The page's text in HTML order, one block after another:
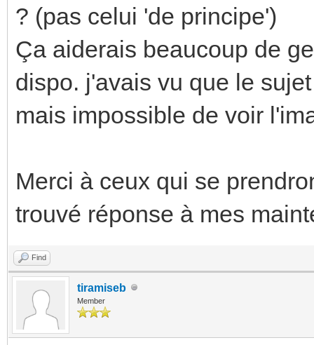
? (pas celui 'de principe')
Ça aiderais beaucoup de
dispo. j'avais vu que le
mais impossible de voir
Merci à ceux qui se
trouvé réponse à mes
Find
tiramiseb
Member